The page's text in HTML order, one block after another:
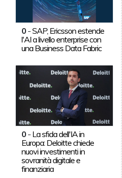
0 -SAP, Ericsson estende
l'AI a livello enterprise con
una Business Data Fabric
0 - La sfida dell'IA in
Europa: Deloitte chiede
nuovi investimenti in
sovranità digitale e
finanziaria